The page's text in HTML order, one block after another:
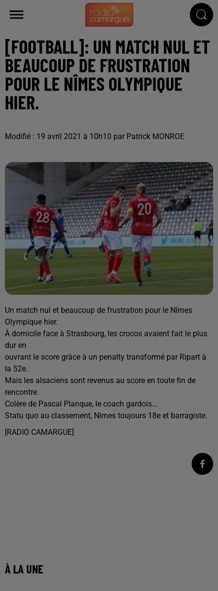
[FOOTBALL]: UN MATCH NUL ET
BEAUCOUP DE FRUSTRATION
POUR LE NÎMES OLYMPIQUE
HIER.
Modifié : 19 avril 2021 à 10h10 par Patrick MONROE
Un match nul et beaucoup de frustration pour le Nîmes
Olympique hier.
À domicile face à Strasbourg, les crocos avaient fait le plus
dur en
ouvrant le score grâce à un penalty transformé par Ripart à
la 52e.
Mais les alsaciens sont revenus au score en toute fin de
rencontre.
Colère de Pascal Planque, le coach gardois...
Statu quo au classement, Nîmes toujours 18e et barragiste.
[RADIO CAMARGUE]
À LA UNE